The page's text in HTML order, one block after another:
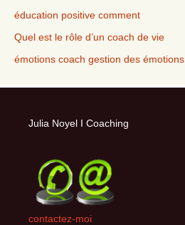
éducation positive comment
Quel est le rôle d’un coach de vie
émotions coach gestion des émotions
Julia Noyel I Coaching
contactez-moi